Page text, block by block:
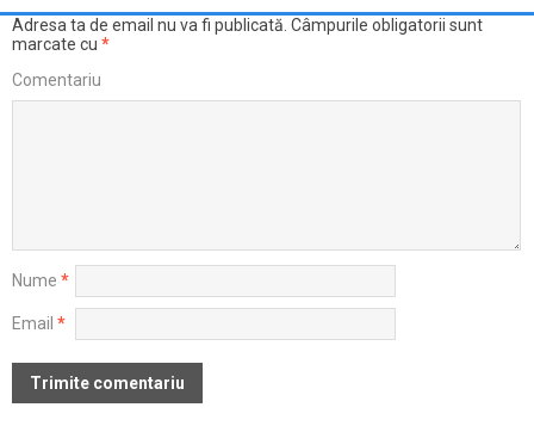
Adresa ta de email nu va fi publicată. Câmpurile obligatorii sunt
marcate cu *
Comentariu
Nume *
Email *